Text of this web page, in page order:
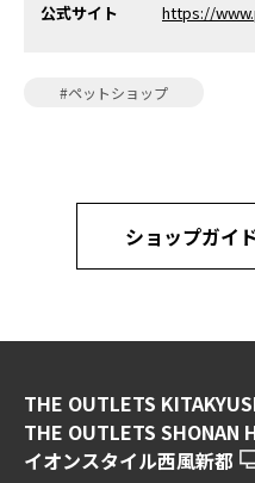
公式サイト
https://
#ペットショップ
ショップガイ
THE OUTLETS
THE OUTLETS SHONAN
イオンスタイル西風新都